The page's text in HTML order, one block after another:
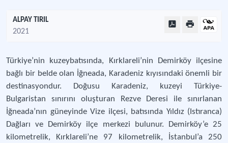
ALPAY TIRIL
2021
Türkiye’nin kuzeybatısında, Kırklareli’nin Demirköy ilçesine
bağlı bir belde olan İğneada, Karadeniz kıyısındaki önemli bir
destinasyondur. Doğusu Karadeniz, kuzeyi Türkiye-
Bulgaristan sınırını oluşturan Rezve Deresi ile sınırlanan
İğneada’nın güneyinde Vize ilçesi, batısında Yıldız (Istıranca)
Dağları ve Demirköy ilçe merkezi bulunur. Demirköy’e 25
kilometrelik, Kırklareli’ne 97 kilometrelik, İstanbul’a 250